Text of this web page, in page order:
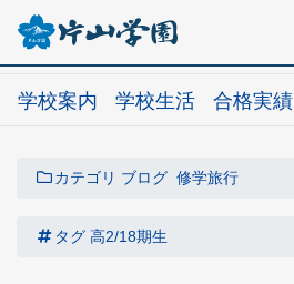
学校案内 学校生活 合格実績
カテゴリ ブログ 修学旅行
タグ 高2/18期生